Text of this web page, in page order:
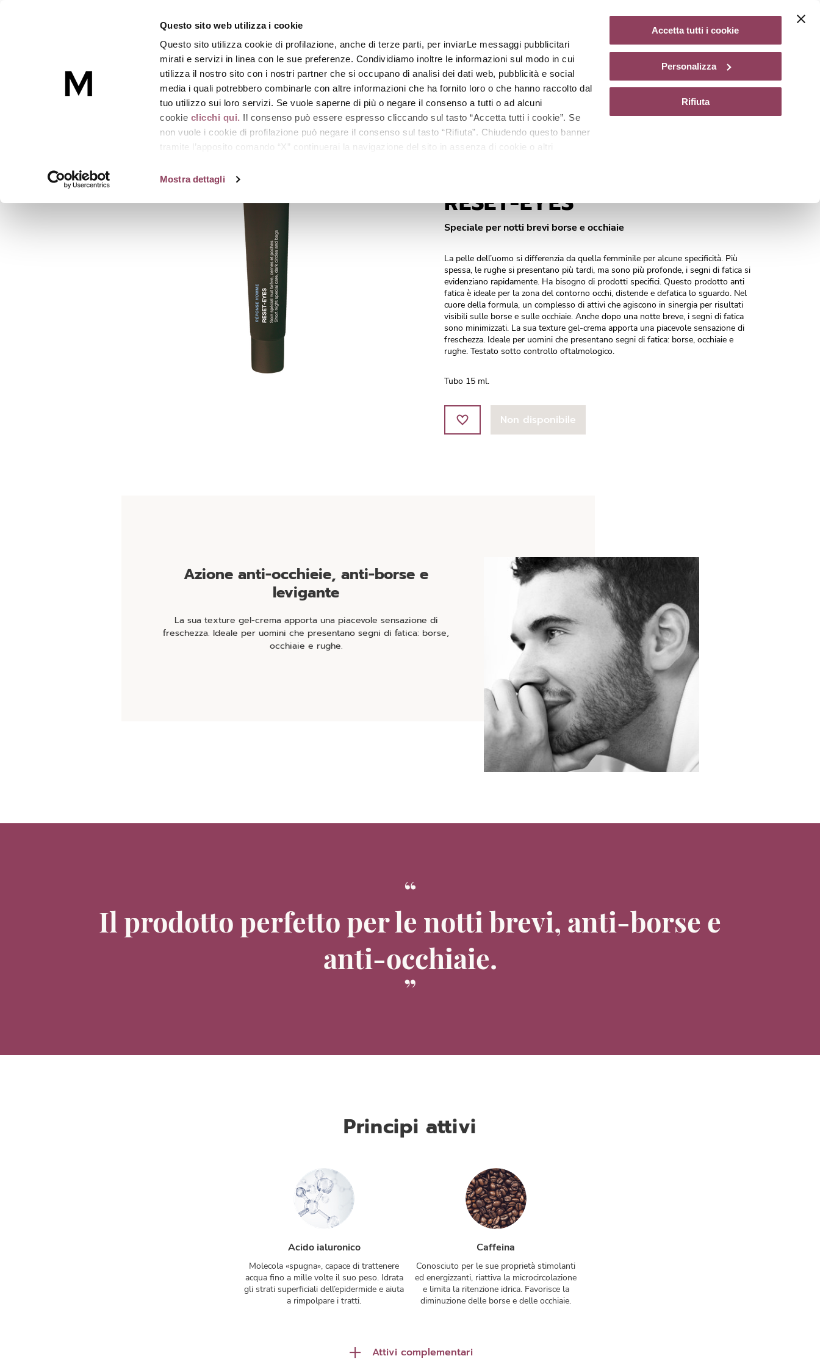
Questo sito web utilizza i cookie
Questo sito utilizza cookie di profilazione, anche di terze parti, per inviarLe messaggi pubblicitari
mirati e servizi in linea con le sue preferenze. Condividiamo inoltre le informazioni sul modo in cui
utilizza il nostro sito con i nostri partner che si occupano di analisi dei dati web, pubblicità e social
media i quali potrebbero combinarle con altre informazioni che ha fornito loro o che hanno raccolto dal
tuo utilizzo sui loro servizi. Se vuole saperne di più o negare il consenso a tutti o ad alcuni
cookie clicchi qui. Il consenso può essere espresso cliccando sul tasto “Accetta tutti i cookie”. Se
non vuole i cookie di profilazione può negare il consenso sul tasto “Rifiuta”. Chiudendo questo banner
tramite l’apposito comando “X” continuerai la navigazione del sito in assenza di cookie o altri
Mostra dettagli
Accetta tutti i cookie
Personalizza
Rifiuta
Skincare Linee Trattamenti Centri estetici Matis Paris Magazine
RESET-EYES Non disponibile
RESET-EYES
RESET-EYES
Speciale per notti brevi borse e occhiaie
La pelle dell’uomo si differenzia da quella femminile per alcune specificità. Più
spessa, le rughe si presentano più tardi, ma sono più profonde, i segni di fatica si
evidenziano rapidamente. Ha bisogno di prodotti specifici. Questo prodotto anti
fatica è ideale per la zona del contorno occhi, distende e defatica lo sguardo. Nel
cuore della formula, un complesso di attivi che agiscono in sinergia per risultati
visibili sulle borse e sulle occhiaie. Anche dopo una notte breve, i segni di fatica
sono minimizzati. La sua texture gel-crema apporta una piacevole sensazione di
freschezza. Ideale per uomini che presentano segni di fatica: borse, occhiaie e
rughe. Testato sotto controllo oftalmologico.
Tubo 15 ml.
Non disponibile
Azione anti-occhieie, anti-borse e
levigante
La sua texture gel-crema apporta una piacevole sensazione di
freschezza. Ideale per uomini che presentano segni di fatica: borse,
occhiaie e rughe.
Il prodotto perfetto per le notti brevi, anti-borse e
anti-occhiaie.
Principi attivi
Acido ialuronico
Molecola «spugna», capace di trattenere
acqua fino a mille volte il suo peso. Idrata
gli strati superficiali dell’epidermide e aiuta
a rimpolpare i tratti.
Caffeina
Conosciuto per le sue proprietà stimolanti
ed energizzanti, riattiva la microcircolazione
e limita la ritenzione idrica. Favorisce la
diminuzione delle borse e delle occhiaie.
Attivi complementari